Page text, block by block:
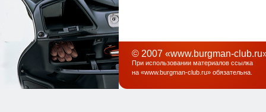
© 2007 «www.burgman-
При использовании материалов ссылка
на «www.burgman-club.ru» обязательна